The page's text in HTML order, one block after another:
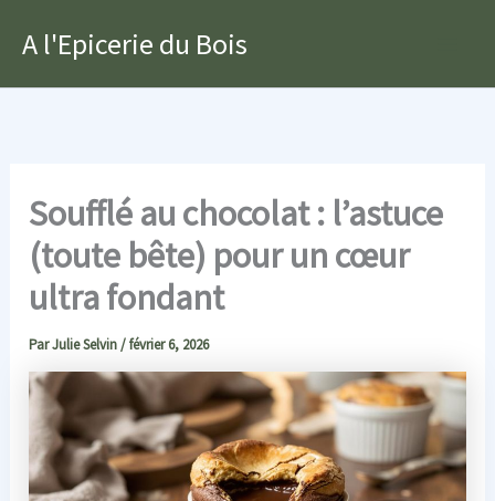
A l'Epicerie du Bois
Soufflé au chocolat : l’astuce
(toute bête) pour un cœur
ultra fondant
ParJulie Selvin/février 6, 2026